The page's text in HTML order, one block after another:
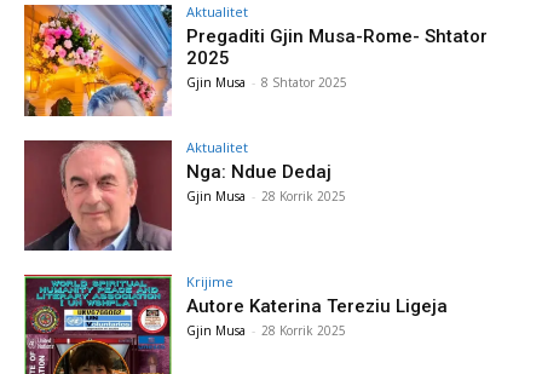
Aktualitet
Pregaditi Gjin Musa-Rome- Shtator
2025
Gjin Musa - 8 Shtator 2025
Aktualitet
Nga: Ndue Dedaj
Gjin Musa - 28 Korrik 2025
Krijime
Autore Katerina Tereziu Ligeja
Gjin Musa - 28 Korrik 2025